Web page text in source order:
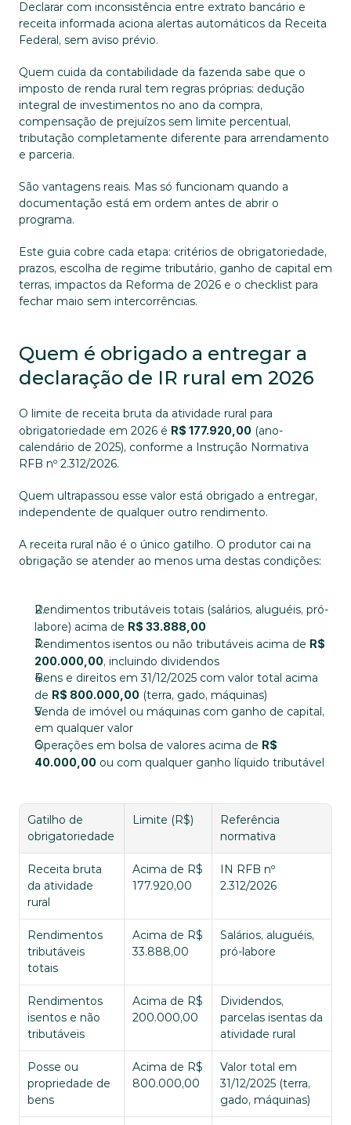
Declarar com inconsistência entre extrato bancário e
receita informada aciona alertas automáticos da Receita
Federal, sem aviso prévio.
Quem cuida da contabilidade da fazenda sabe que o
imposto de renda rural tem regras próprias: dedução
integral de investimentos no ano da compra,
compensação de prejuízos sem limite percentual,
tributação completamente diferente para arrendamento
e parceria.
São vantagens reais. Mas só funcionam quando a
documentação está em ordem antes de abrir o
programa.
Este guia cobre cada etapa: critérios de obrigatoriedade,
prazos, escolha de regime tributário, ganho de capital em
terras, impactos da Reforma de 2026 e o checklist para
fechar maio sem intercorrências.
Quem é obrigado a entregar a
declaração de IR rural em 2026
O limite de receita bruta da atividade rural para
obrigatoriedade em 2026 é R$ 177.920,00 (ano-
calendário de 2025), conforme a Instrução Normativa
RFB nº 2.312/2026.
Quem ultrapassou esse valor está obrigado a entregar,
independente de qualquer outro rendimento.
A receita rural não é o único gatilho. O produtor cai na
obrigação se atender ao menos uma destas condições:
Rendimentos tributáveis totais (salários, aluguéis, pró-
labore) acima de R$ 33.888,00
Rendimentos isentos ou não tributáveis acima de R$
200.000,00, incluindo dividendos
Bens e direitos em 31/12/2025 com valor total acima
de R$ 800.000,00 (terra, gado, máquinas)
Venda de imóvel ou máquinas com ganho de capital,
em qualquer valor
Operações em bolsa de valores acima de R$
40.000,00 ou com qualquer ganho líquido tributável
Gatilho de
obrigatoriedade
Limite (R$)
Referência
normativa
Receita bruta
da atividade
rural
Acima de R$
177.920,00
IN RFB nº
2.312/2026
Rendimentos
tributáveis
totais
Acima de R$
33.888,00
Salários, aluguéis,
pró-labore
Rendimentos
isentos e não
tributáveis
Acima de R$
200.000,00
Dividendos,
parcelas isentas da
atividade rural
Posse ou
propriedade de
bens
Acima de R$
800.000,00
Valor total em
31/12/2025 (terra,
gado, máquinas)